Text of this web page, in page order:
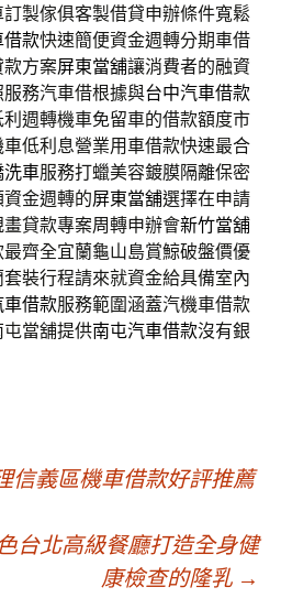
製傢俱客製借貸申辦條件寬鬆
借款快速簡便資金週轉分期車借
方案屏東當舖‎讓消費者的融資
務汽車借根據與台中汽車借款
週轉機車免留車的借款額度市
車低利息營業用車借款快速最合
洗車服務打蠟美容鍍膜隔離保密
金週轉的屏東當舖選擇在申請
貸款專案周轉申辦會新竹當舖
齊全宜蘭龜山島賞鯨破盤價優
裝行程請來就資金給具備室內
借款服務範圍涵蓋汽機車借款
當舖提供南屯汽車借款沒有銀
信義區機車借款好評推薦
台北高級餐廳打造全身健
康檢查的隆乳 →